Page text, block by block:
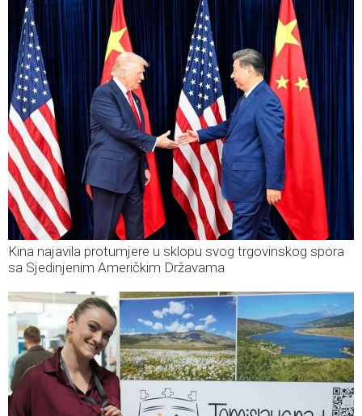
Kina najavila protumjere u sklopu svog trgovinskog spora
sa Sjedinjenim Američkim Državama